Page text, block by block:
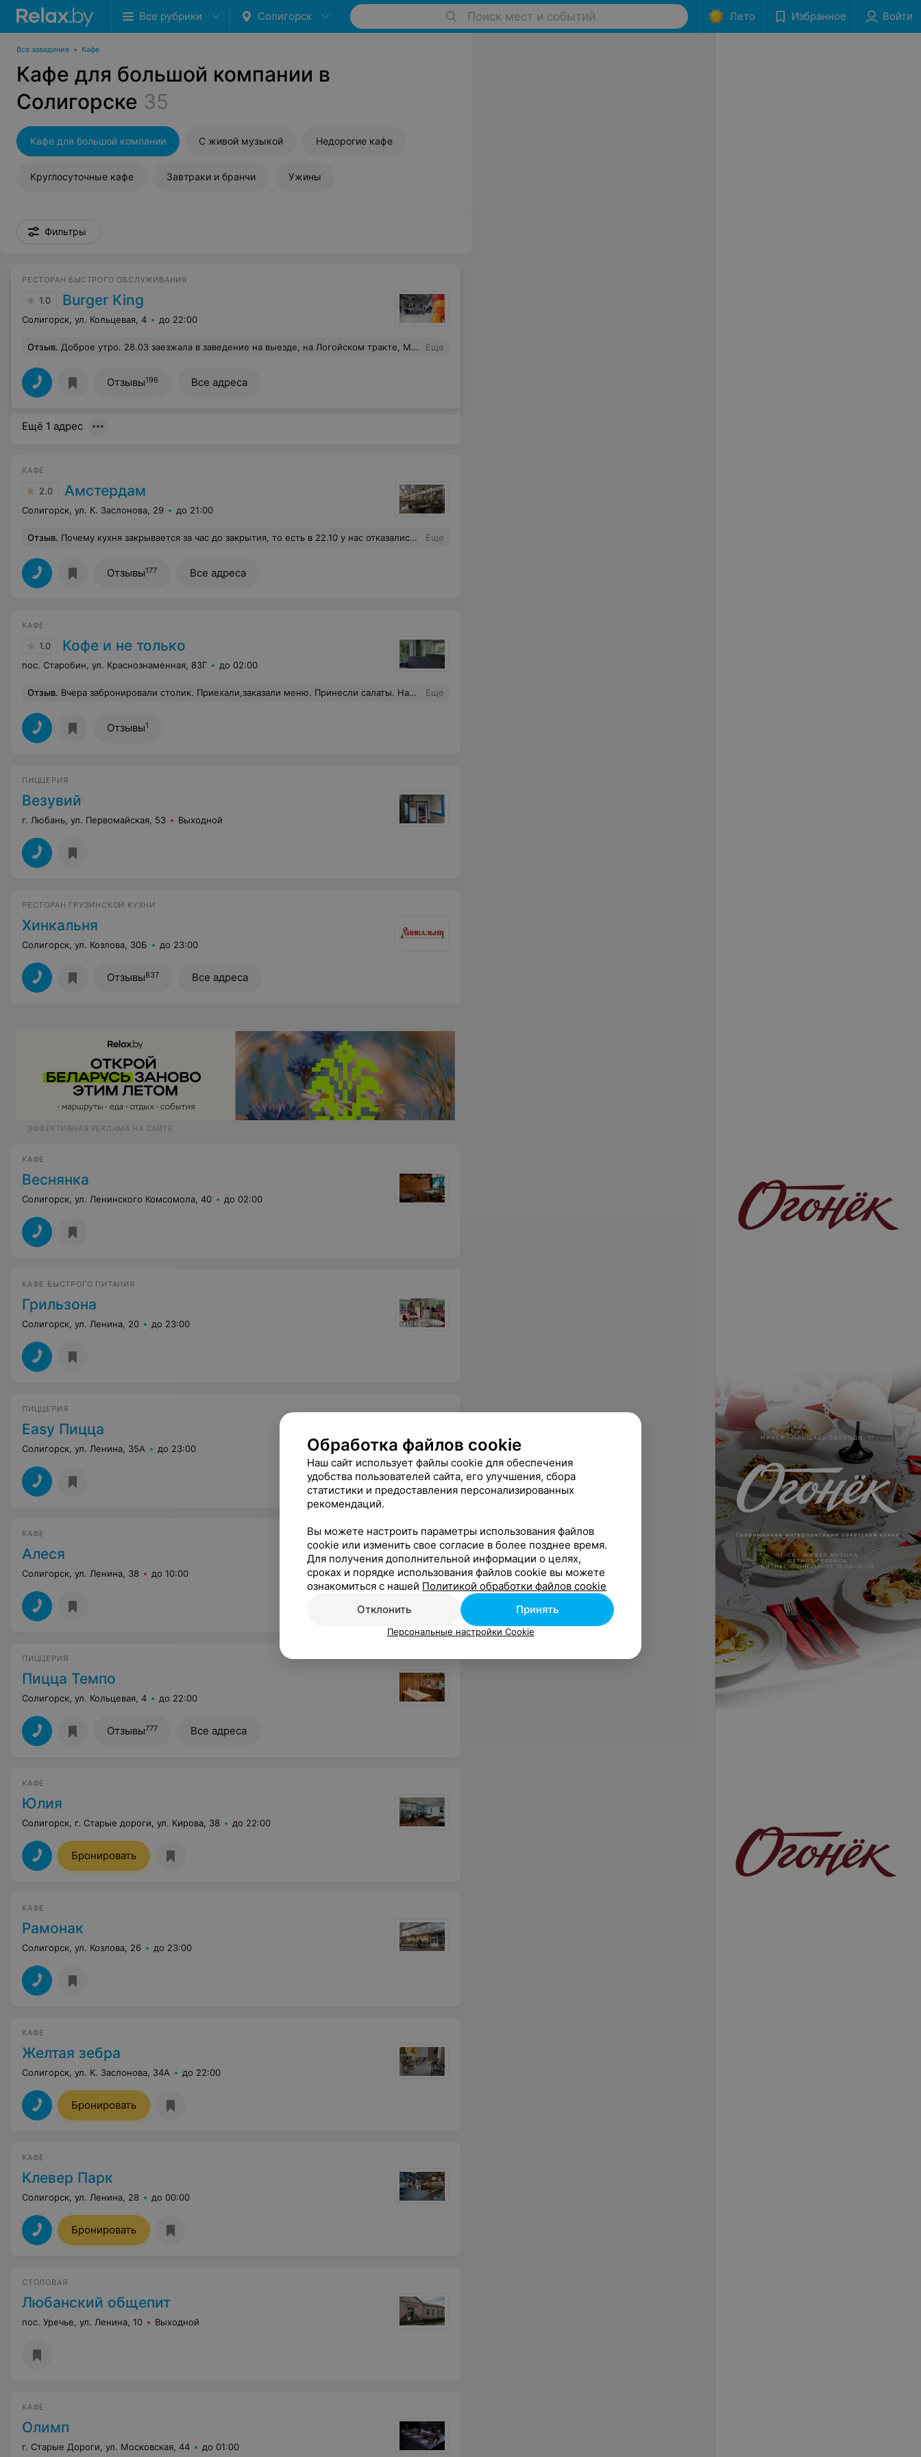
Все рубрики Солигорск Поиск мест и событий Лето Избранное Войти
Все заведения • Кафе
Кафе для большой компании в
Солигорске 35
Кафе для большой компании С живой музыкой Недорогие кафе
Круглосуточные кафе Завтраки и бранчи Ужины
Фильтры
РЕСТОРАН БЫСТРОГО ОБСЛУЖИВАНИЯ
1.0 Burger King
Солигорск, ул. Кольцевая, 4 до 22:00
Отзыв. Доброе утро. 28.03 заезжала в заведение на выезде, на Логойском тракте, Минск. Заказывала на самовывоз 2 комбинезон с двойным чизбургером. Положили одинарные. Обнаружила только дома. Перлы не первый раз!!! Примите меры!!! Еще
Отзывы196 Все адреса
Ещё 1 адрес
КАФЕ
2.0 Амстердам
Солигорск, ул. К. Заслонова, 29 до 21:00
Отзыв. Почему кухня закрывается за час до закрытия, то есть в 22.10 у нас отказались принять заказ?Официантки очень долго подходят. Еще
Отзывы177 Все адреса
КАФЕ
1.0 Кофе и не только
пос. Старобин, ул. Краснознаменная, 83Г до 02:00
Отзыв. Вчера забронировали столик. Приехали,заказали меню. Принесли салаты. Напитки носили по одному,когда уже было съедено холодное. И тут узнаем,что не работает уборная (кому-то смешно ,но я в положении и у меня нужда ходить часто). Изначально когда бронировали столик или когда зашли в само заведение никто ни словом не обмолвился на счет этой проблемы . Поэтому горячее попросили с собой. Остались плохого мнения,хотя приехали с другой области и хотели с семьей провести приятно время. Еще
Отзывы1
ПИЦЦЕРИЯ
Везувий
г. Любань, ул. Первомайская, 53 Выходной
РЕСТОРАН ГРУЗИНСКОЙ КУХНИ
Хинкальня
Солигорск, ул. Козлова, 30Б до 23:00
Отзывы837 Все адреса
ЭФФЕКТИВНАЯ РЕКЛАМА НА САЙТЕ
КАФЕ
Веснянка
Солигорск, ул. Ленинского Комсомола, 40 до 02:00
КАФЕ БЫСТРОГО ПИТАНИЯ
Грильзона
Солигорск, ул. Ленина, 20 до 23:00
ПИЦЦЕРИЯ
Easy Пицца
Солигорск, ул. Ленина, 35А до 23:00
КАФЕ
Алеся
Солигорск, ул. Ленина, 38 до 10:00
ПИЦЦЕРИЯ
Пицца Темпо
Солигорск, ул. Кольцевая, 4 до 22:00
Отзывы777 Все адреса
КАФЕ
Юлия
Солигорск, г. Старые дороги, ул. Кирова, 38 до 22:00
Бронировать
КАФЕ
Рамонак
Солигорск, ул. Козлова, 26 до 23:00
КАФЕ
Желтая зебра
Солигорск, ул. К. Заслонова, 34А до 22:00
Бронировать
КАФЕ
Клевер Парк
Солигорск, ул. Ленина, 28 до 00:00
Бронировать
СТОЛОВАЯ
Любанский общепит
пос. Уречье, ул. Ленина, 10 Выходной
КАФЕ
Олимп
г. Старые Дороги, ул. Московская, 44 до 01:00
Обработка файлов cookie
Наш сайт использует файлы cookie для обеспечения
удобства пользователей сайта, его улучшения, сбора
статистики и предоставления персонализированных
рекомендаций.
Вы можете настроить параметры использования файлов
cookie или изменить свое согласие в более позднее время.
Для получения дополнительной информации о целях,
сроках и порядке использования файлов cookie вы можете
ознакомиться с нашей Политикой обработки файлов cookie
Отклонить
Принять
Персональные настройки Cookie